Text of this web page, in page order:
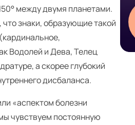
между двумя планетами.
что знаки, образующие такой
Водолей и Дева, Телец
а скорее глубокий
дисбаланса.
«аспектом болезни
чувствуем постоянную